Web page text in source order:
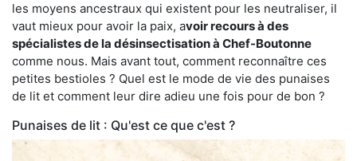
les moyens ancestraux qui existent pour les neutraliser, il
vaut mieux pour avoir la paix, avoir recours à des
spécialistes de la désinsectisation à Chef-Boutonne
comme nous. Mais avant tout, comment reconnaître ces
petites bestioles ? Quel est le mode de vie des punaises
de lit et comment leur dire adieu une fois pour de bon ?
Punaises de lit : Qu'est ce que c'est ?